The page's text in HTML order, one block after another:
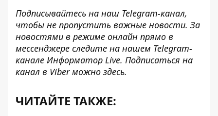
Подписывайтесь на наш Telegram-канал,
чтобы не пропустить важные новости. За
новостями в режиме онлайн прямо в
мессенджере следите на нашем Telegram-
канале Информатор Live. Подписаться на
канал в Viber можно здесь.
ЧИТАЙТЕ ТАКЖЕ: